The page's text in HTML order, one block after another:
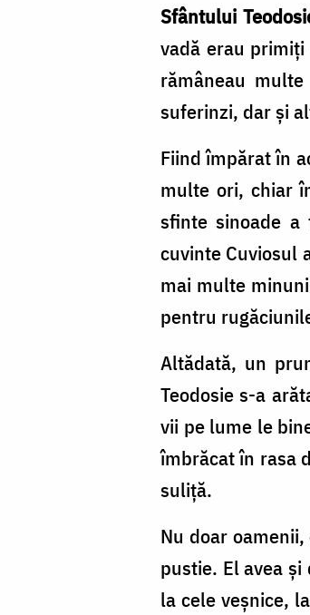
Sfântului
vadă erau
rămâneau
suferinzi, dar și
Fiind împărat în
multe ori, chiar
sfinte sinoade
cuvinte Cuviosul
mai multe
pentru
Altădată, un
Teodosie s-a
vii pe lume le
îmbrăcat în rasa
suliță.
Nu doar
pustie. El avea
la cele veșnice,